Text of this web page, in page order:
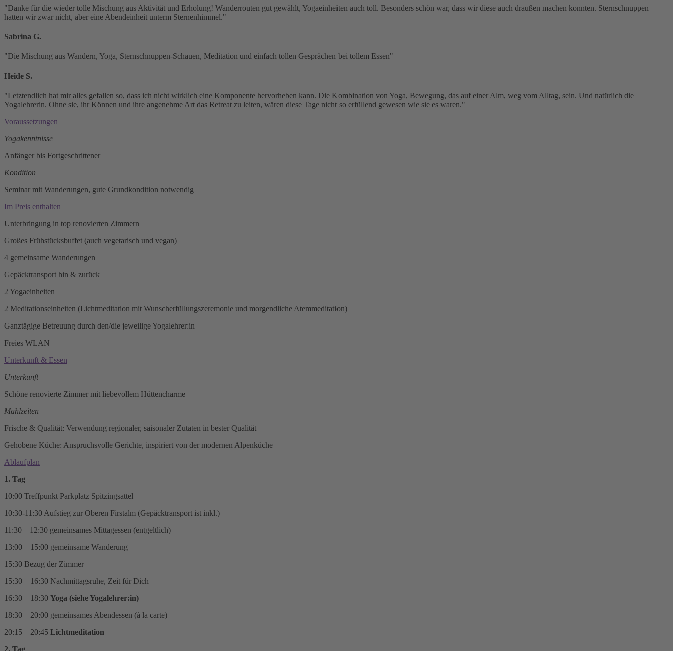
"Danke für die wieder tolle Mischung aus Aktivität und Erholung! Wanderrouten gut gewählt, Yogaeinheiten auch toll. Besonders schön war, dass wir diese auch draußen machen konnten. Sternschnuppen
hatten wir zwar nicht, aber eine Abendeinheit unterm Sternenhimmel."
Sabrina G.
"Die Mischung aus Wandern, Yoga, Sternschnuppen-Schauen, Meditation und einfach tollen Gesprächen bei tollem Essen"
Heide S.
"Letztendlich hat mir alles gefallen so, dass ich nicht wirklich eine Komponente hervorheben kann. Die Kombination von Yoga, Bewegung, das auf einer Alm, weg vom Alltag, sein. Und natürlich die
Yogalehrerin. Ohne sie, ihr Können und ihre angenehme Art das Retreat zu leiten, wären diese Tage nicht so erfüllend gewesen wie sie es waren."
Voraussetzungen
Yogakenntnisse
Anfänger bis Fortgeschrittener
Kondition
Seminar mit Wanderungen, gute Grundkondition notwendig
Im Preis enthalten
Unterbringung in top renovierten Zimmern
Großes Frühstücksbuffet (auch vegetarisch und vegan)
4 gemeinsame Wanderungen
Gepäcktransport hin & zurück
2 Yogaeinheiten
2 Meditationseinheiten (Lichtmeditation mit Wunscherfüllungszeremonie und morgendliche Atemmeditation)
Ganztägige Betreuung durch den/die jeweilige Yogalehrer:in
Freies WLAN
Unterkunft & Essen
Unterkunft
Schöne renovierte Zimmer mit liebevollem Hüttencharme
Mahlzeiten
Frische & Qualität: Verwendung regionaler, saisonaler Zutaten in bester Qualität
Gehobene Küche: Anspruchsvolle Gerichte, inspiriert von der modernen Alpenküche
Ablaufplan
1. Tag
10:00 Treffpunkt Parkplatz Spitzingsattel
10:30-11:30 Aufstieg zur Oberen Firstalm (Gepäcktransport ist inkl.)
11:30 – 12:30 gemeinsames Mittagessen (entgeltlich)
13:00 – 15:00 gemeinsame Wanderung
15:30 Bezug der Zimmer
15:30 – 16:30 Nachmittagsruhe, Zeit für Dich
16:30 – 18:30 Yoga (siehe Yogalehrer:in)
18:30 – 20:00 gemeinsames Abendessen (á la carte)
20:15 – 20:45 Lichtmeditation
2. Tag